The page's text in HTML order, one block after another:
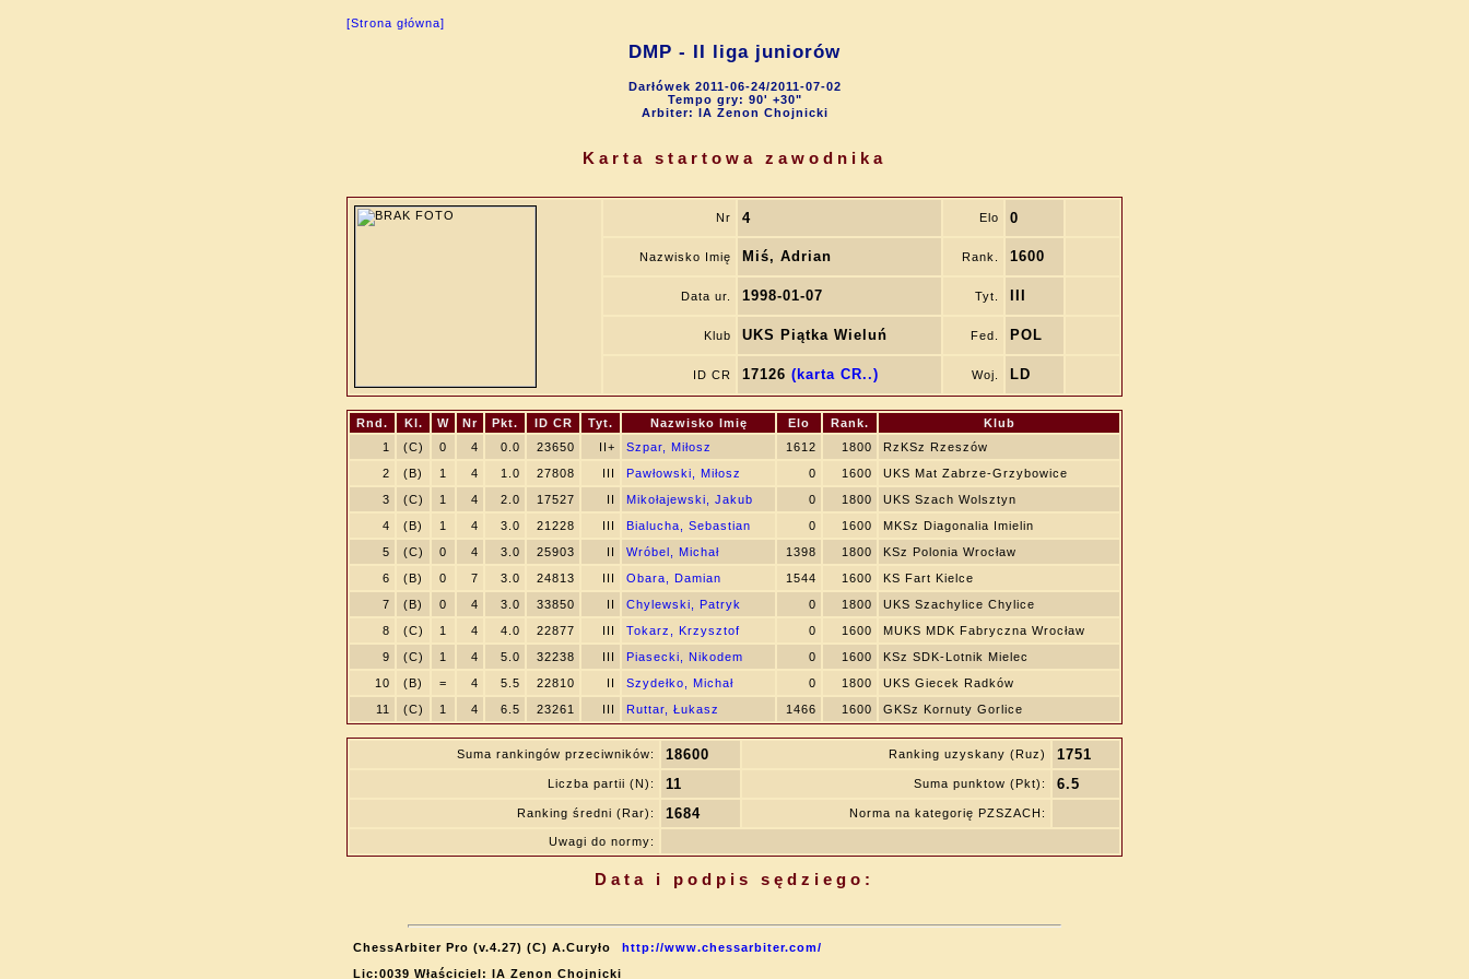
[Strona główna]
DMP - II liga juniorów
Darłówek 2011-06-24/2011-07-02
Tempo gry: 90' +30"
Arbiter: IA Zenon Chojnicki
Karta startowa zawodnika
Nr 4 Elo 0
Nazwisko Imię Miś, Adrian Rank. 1600
Data ur. 1998-01-07 Tyt.
Klub UKS Piątka Wieluń Fed. POL
ID CR 17126 (karta CR..) Woj. LD
Rnd. Kl. W Nr Pkt. ID CR Tyt. Nazwisko Imię Elo Rank.
Klub
1
(C) 0 4 0.0 23650 II+ Szpar, Miłosz 1612 1800
RzKSz Rzeszów
2
(B) 1 4 1.0 27808 III Pawłowski, Miłosz 0 1600
UKS Mat Zabrze-Grzybowice
3
(C) 1 4 2.0 17527 II Mikołajewski, Jakub 0 1800
UKS Szach Wolsztyn
4
(B) 1 4 3.0 21228 III Bialucha, Sebastian 0 1600
MKSz Diagonalia Imielin
5
(C) 0 4 3.0 25903 II Wróbel, Michał 1398 1800
KSz Polonia Wrocław
6
(B) 0 7 3.0 24813 III Obara, Damian 1544 1600
KS Fart Kielce
7
(B) 0 4 3.0 33850 II Chylewski, Patryk 0 1800
UKS Szachylice Chylice
8
(C) 1 4 4.0 22877 III Tokarz, Krzysztof 0 1600
MUKS MDK Fabryczna Wrocław
9
(C) 1 4 5.0 32238 III Piasecki, Nikodem 0 1600
KSz SDK-Lotnik Mielec
10
(B) = 4 5.5 22810 II Szydełko, Michał 0 1800
UKS Giecek Radków
11
(C) 1 4 6.5 23261 III Ruttar, Łukasz 1466 1600 GKSz Kornuty Gorlice
Suma rankingów przeciwników: 18600 Ranking uzyskany (Ruz) 1751
Liczba partii (N): 11 Suma punktow (Pkt): 6.5
Ranking średni (Rar): 1684 Norma na kategorię PZSZACH:
Uwagi do normy:
Data i podpis sędziego:
ChessArbiter Pro (v.4.27) (C) A.Curyło
http://www.chessarbiter.com/
Lic:0039 Właściciel: IA Zenon Chojnicki